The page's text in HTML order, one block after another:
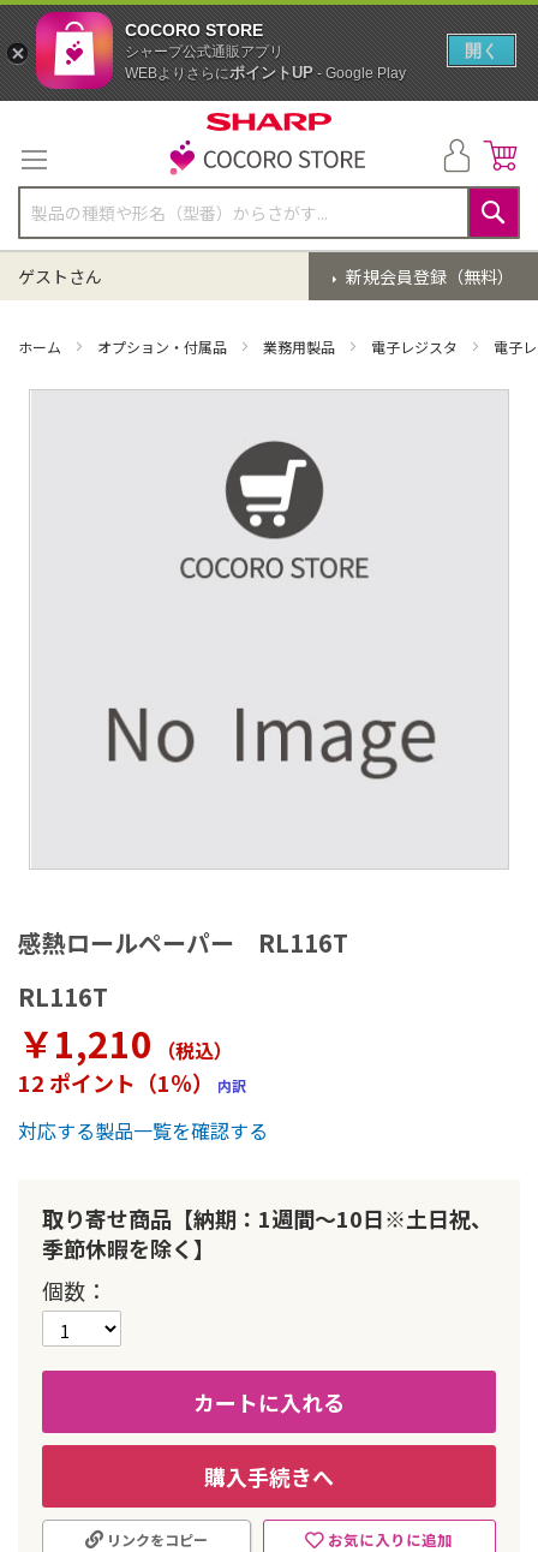
テ
ン
ツ
に
ス
キ
ッ
検
索
新規会員登録（無料）
ゲストさん
ホーム オプション・付属品 業務用製品 電子レジスタ 電子
感熱ロールペーパー RL116T
RL116T
￥1,210 （税込）
12 ポイント（1％） 内訳
対応する製品一覧を確認する
取り寄せ商品【納期：1週間～10日※土日祝、
季節休暇を除く】
個数
カートに入れる
購入手続きへ
お気に入りに追加
リンクをコピー
メ
ー
ギ
ャ
ラ
リ
ー
の
最
移
動
る
COCORO STORE
シャープ公式通販アプリ
WEBよりさらにポイントUP- Google Play
開く